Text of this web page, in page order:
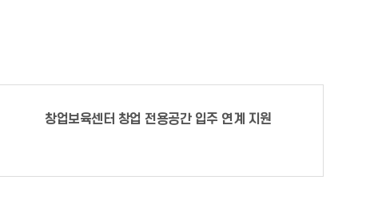
창업보육센터 창업 전용공간 입주 연계 지원